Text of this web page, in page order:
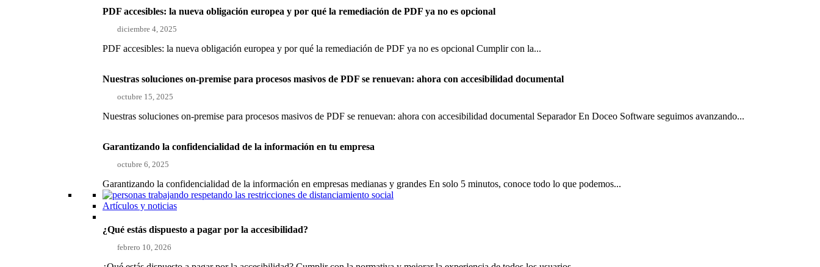
PDF accesibles: la nueva obligación europea y por qué la remediación de PDF ya no es opcional
diciembre 4, 2025
PDF accesibles: la nueva obligación europea y por qué la remediación de PDF ya no es opcional Cumplir con la...
Nuestras soluciones on-premise para procesos masivos de PDF se renuevan: ahora con accesibilidad documental
octubre 15, 2025
Nuestras soluciones on-premise para procesos masivos de PDF se renuevan: ahora con accesibilidad documental Separador En Doceo Software seguimos avanzando...
Garantizando la confidencialidad de la información en tu empresa
octubre 6, 2025
Garantizando la confidencialidad de la información en empresas medianas y grandes En solo 5 minutos, conoce todo lo que podemos...
Artículos y noticias
¿Qué estás dispuesto a pagar por la accesibilidad?
febrero 10, 2026